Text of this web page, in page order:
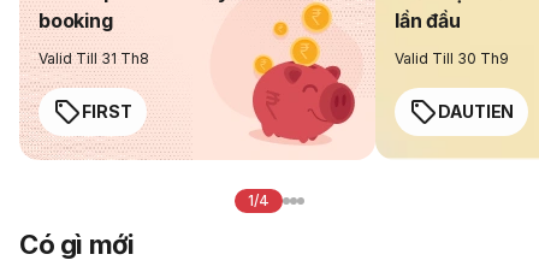
booking
Valid Till 31 Th8
FIRST
lần đầu
Valid Till 30 Th9
DAUTIEN
1/4
Có gì mới